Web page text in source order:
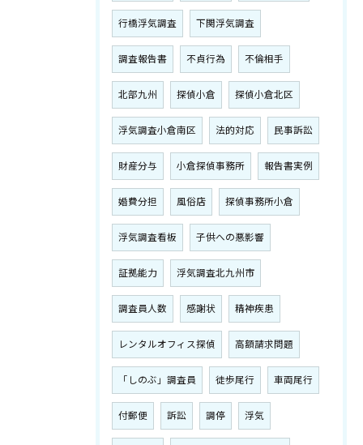
行橋浮気調査 下関浮気調査
調査報告書 不貞行為 不倫相手
北部九州 探偵小倉 探偵小倉北区
浮気調査小倉南区 法的対応 民事訴訟
財産分与 小倉探偵事務所 報告書実例
婚費分担 風俗店 探偵事務所小倉
浮気調査看板 子供への悪影響
証拠能力 浮気調査北九州市
調査員人数 感謝状 精神疾患
レンタルオフィス探偵 高額請求問題
「しのぶ」調査員 徒歩尾行 車両尾行
付郵便 訴訟 調停 浮気